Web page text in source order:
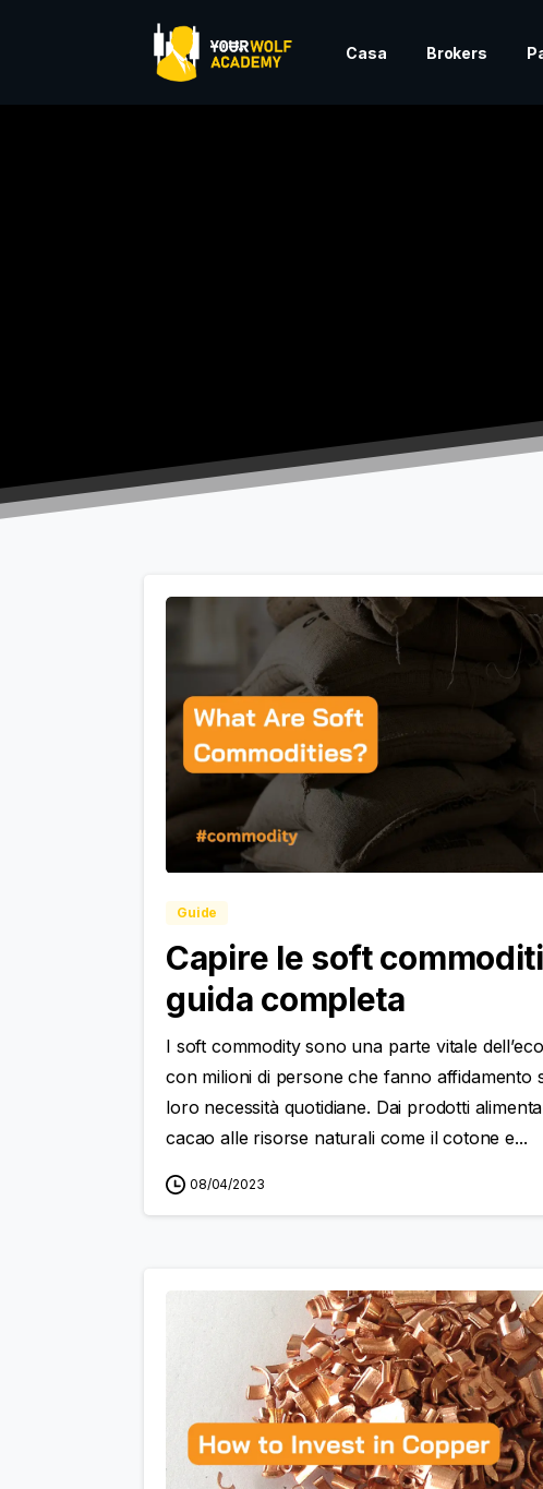
Casa Brokers
Guide
Capire le soft
guida completa
I soft commodity sono una parte vitale
con milioni di persone che fanno affidamento
loro necessità quotidiane. Dai prodotti
cacao alle risorse naturali come il cotone e...
08/04/2023